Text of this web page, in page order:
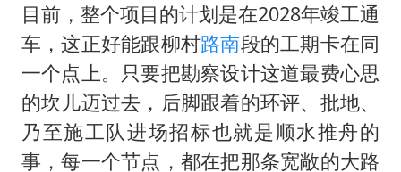
目前，整个项目的计划是在2028年竣工通
车，这正好能跟柳村路南段的工期卡在同
一个点上。只要把勘察设计这道最费心思
的坎儿迈过去，后脚跟着的环评、批地、
乃至施工队进场招标也就是顺水推舟的
事，每一个节点，都在把那条宽敞的大路